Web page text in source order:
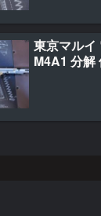
東京マルイ
M4A1 分解